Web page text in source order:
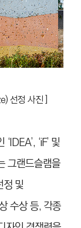
선정 사진 ]
‘iF’ 및
그랜드슬램을
정 및
수상 등, 각종